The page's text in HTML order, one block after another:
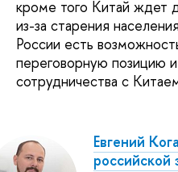
кроме того Китай ждет
из-за старения
России есть
переговорную позицию
сотрудничества с
Евгений
российской